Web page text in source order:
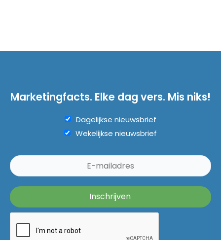
Marketingfacts. Elke dag vers. Mis niks!
Dagelijkse nieuwsbrief
Wekelijkse nieuwsbrief